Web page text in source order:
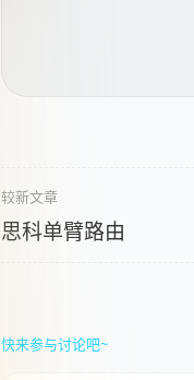
较新文章
思科单臂路由
快来参与讨论吧~